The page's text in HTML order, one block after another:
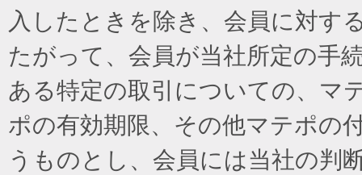
入したときを除き、会員に対す
たがって、会員が当社所定の手
ある特定の取引についての、マ
ポの有効期限、その他マテポの
うものとし、会員には当社の判